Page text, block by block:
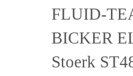
FLUID-
BICKER
Stoerk